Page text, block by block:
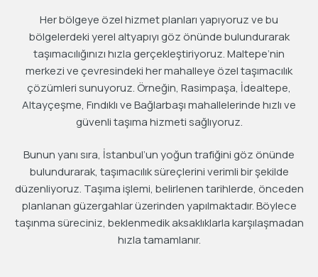
Her bölgeye özel hizmet planları yapıyoruz ve bu
bölgelerdeki yerel altyapıyı göz önünde bulundurarak
taşımacılığınızı hızla gerçekleştiriyoruz. Maltepe’nin
merkezi ve çevresindeki her mahalleye özel taşımacılık
çözümleri sunuyoruz. Örneğin, Rasimpaşa, İdealtepe,
Altayçeşme, Fındıklı ve Bağlarbaşı mahallelerinde hızlı ve
güvenli taşıma hizmeti sağlıyoruz.
Bunun yanı sıra, İstanbul’un yoğun trafiğini göz önünde
bulundurarak, taşımacılık süreçlerini verimli bir şekilde
düzenliyoruz. Taşıma işlemi, belirlenen tarihlerde, önceden
planlanan güzergahlar üzerinden yapılmaktadır. Böylece
taşınma süreciniz, beklenmedik aksaklıklarla karşılaşmadan
hızla tamamlanır.